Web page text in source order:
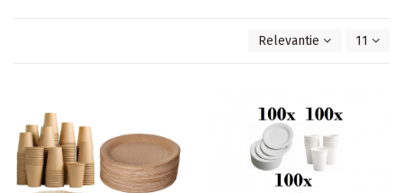
Relevantie 11